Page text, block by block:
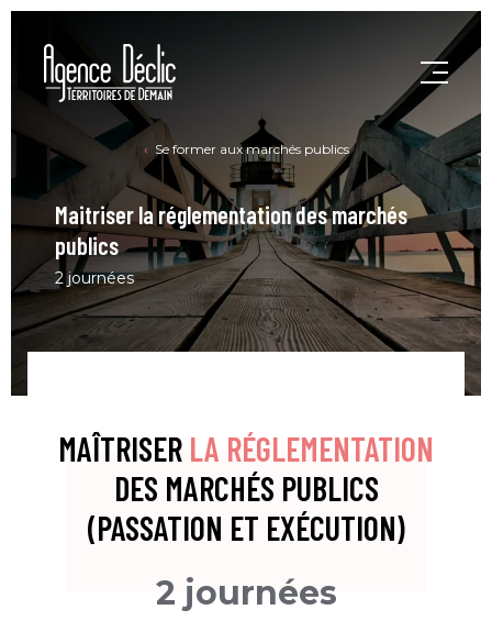
Se former aux marchés publics
Maitriser la réglementation des marchés
publics
2 journées
MAÎTRISER LA RÉGLEMENTATION
DES MARCHÉS PUBLICS
(PASSATION ET EXÉCUTION)
2 journées